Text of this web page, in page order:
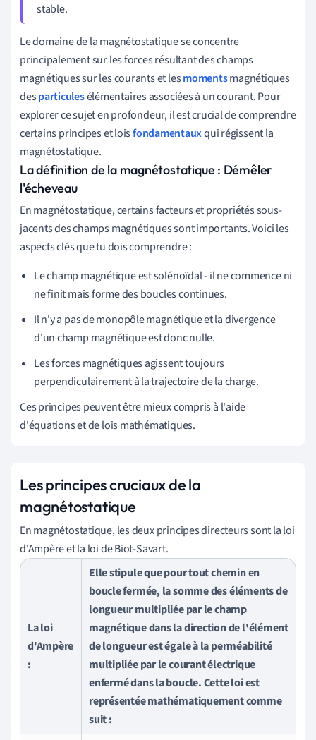
stable.
Le domaine de la magnétostatique se concentre
principalement sur les forces résultant des champs
magnétiques sur les courants et lesmomentsmagnétiques
desparticulesélémentaires associées à un courant. Pour
explorer ce sujet en profondeur, il est crucial de comprendre
certains principes et loisfondamentauxqui régissent la
magnétostatique.
La définition de la magnétostatique : Démêler
l'écheveau
En magnétostatique, certains facteurs et propriétés sous-
jacents des champs magnétiques sont importants. Voici les
aspects clés que tu dois comprendre :
Le champ magnétique est solénoïdal - il ne commence ni
ne finit mais forme des boucles continues.
Il n'y a pas de monopôle magnétique et la divergence
d'un champ magnétique est donc nulle.
Les forces magnétiques agissent toujours
perpendiculairement à la trajectoire de la charge.
Ces principes peuvent être mieux compris à l'aide
d'équations et de lois mathématiques.
Les principes cruciaux de la
magnétostatique
En magnétostatique, les deux principes directeurs sont la loi
d'Ampère et la loi de Biot-Savart.
La loi
d'Ampère
:
Elle stipule que pour tout chemin en
boucle fermée, la somme des éléments de
longueur multipliée par le champ
magnétique dans la direction de l'élément
de longueur est égale à la perméabilité
multipliée par le courant électrique
enfermé dans la boucle. Cette loi est
représentée mathématiquement comme
suit :